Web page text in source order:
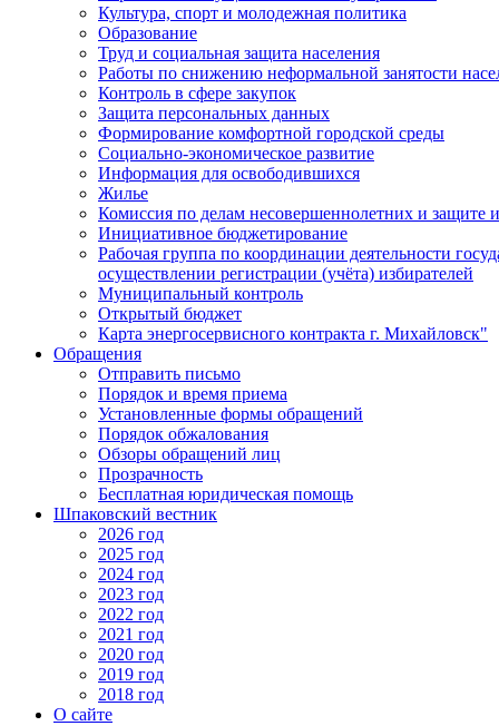
Культура, спорт и молодежная политика
Образование
Труд и социальная защита населения
Работы по снижению неформальной занятости
Контроль в сфере закупок
Защита персональных данных
Формирование комфортной городской среды
Социально-экономическое развитие
Информация для освободившихся
Жилье
Комиссия по делам несовершеннолетних и защите
Инициативное бюджетирование
Рабочая группа по координации деятельности
осуществлении регистрации (учёта) избирателей
Муниципальный контроль
Открытый бюджет
Карта энергосервисного контракта г. Михайловск"
Обращения
Отправить письмо
Порядок и время приема
Установленные формы обращений
Порядок обжалования
Обзоры обращений лиц
Прозрачность
Бесплатная юридическая помощь
Шпаковский вестник
2026 год
2025 год
2024 год
2023 год
2022 год
2021 год
2020 год
2019 год
2018 год
О сайте